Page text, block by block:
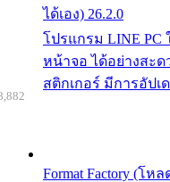
ได้เอง) 26.2.0
โปรแกรม LINE
หน้าจอ ได้อย่างสะด
สติกเกอร์ มีการอัปเ
Format Factory (โห